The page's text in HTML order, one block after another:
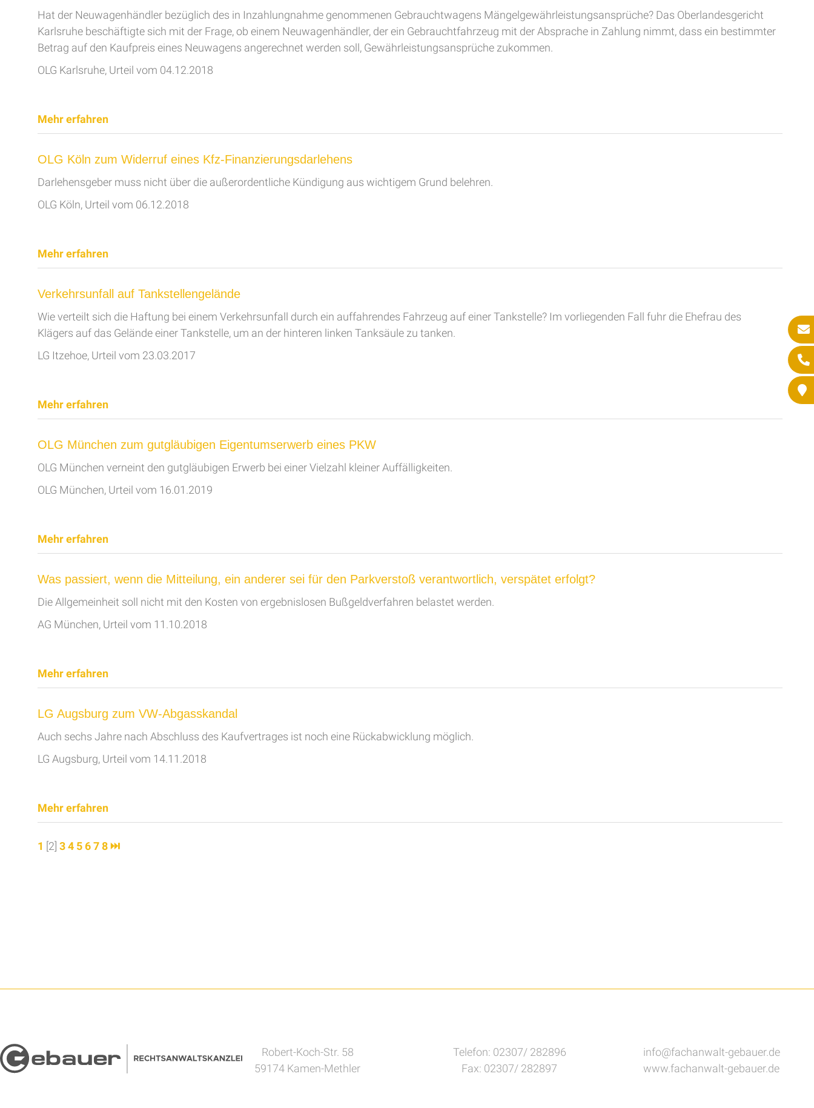
Hat der Neuwagenhändler bezüglich des in Inzahlungnahme genommenen Gebrauchtwagens Mängelgewährleistungsansprüche? Das Oberlandesgericht
Karlsruhe beschäftigte sich mit der Frage, ob einem Neuwagenhändler, der ein Gebrauchtfahrzeug mit der Absprache in Zahlung nimmt, dass ein bestimmter
Betrag auf den Kaufpreis eines Neuwagens angerechnet werden soll, Gewährleistungsansprüche zukommen.
OLG Karlsruhe, Urteil vom 04.12.2018
Mehr erfahren
OLG Köln zum Widerruf eines Kfz-Finanzierungsdarlehens
Darlehensgeber muss nicht über die außerordentliche Kündigung aus wichtigem Grund belehren.
OLG Köln, Urteil vom 06.12.2018
Mehr erfahren
Verkehrsunfall auf Tankstellengelände
Wie verteilt sich die Haftung bei einem Verkehrsunfall durch ein auffahrendes Fahrzeug auf einer Tankstelle? Im vorliegenden Fall fuhr die Ehefrau des
Klägers auf das Gelände einer Tankstelle, um an der hinteren linken Tanksäule zu tanken.
LG Itzehoe, Urteil vom 23.03.2017
Mehr erfahren
OLG München zum gutgläubigen Eigentumserwerb eines PKW
OLG München verneint den gutgläubigen Erwerb bei einer Vielzahl kleiner Auffälligkeiten.
OLG München, Urteil vom 16.01.2019
Mehr erfahren
Was passiert, wenn die Mitteilung, ein anderer sei für den Parkverstoß verantwortlich, verspätet erfolgt?
Die Allgemeinheit soll nicht mit den Kosten von ergebnislosen Bußgeldverfahren belastet werden.
AG München, Urteil vom 11.10.2018
Mehr erfahren
LG Augsburg zum VW-Abgasskandal
Auch sechs Jahre nach Abschluss des Kaufvertrages ist noch eine Rückabwicklung möglich.
LG Augsburg, Urteil vom 14.11.2018
Mehr erfahren
1 [2] 34 5678⏭
Robert-Koch-Str. 58
59174 Kamen-Methler
Telefon: 02307/ 282896
Fax: 02307/ 282897
info@fachanwalt-gebauer.de
www.fachanwalt-gebauer.de